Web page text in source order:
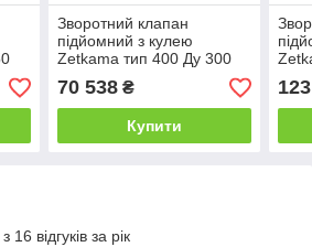
Зворотний клапан
підйомний з кулею
Zetkama тип 400 Ду 300
Ру 10
70 538₴
Купити
Ру
відгуків за рік